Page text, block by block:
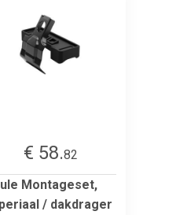
€ 58.82
Montageset,
/ dakdrager